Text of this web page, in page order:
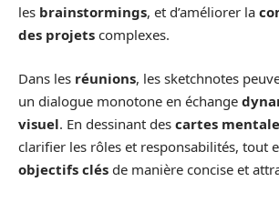
les brainstormings, et d’améliorer la
des projets complexes.
Dans les réunions, les sketchnotes
un dialogue monotone en échange
visuel. En dessinant des cartes
clarifier les rôles et responsabilités, tout
objectifs clés de manière concise et